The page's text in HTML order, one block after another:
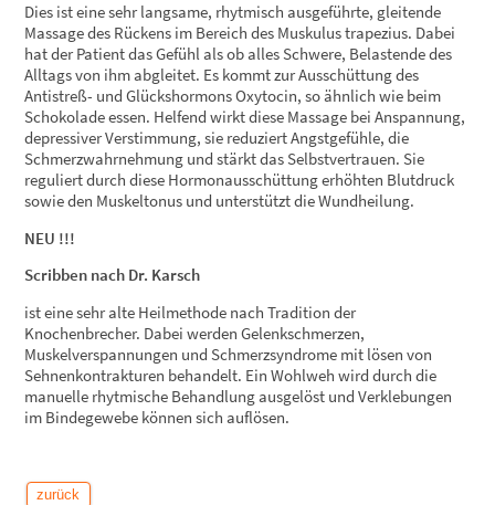
Dies ist eine sehr langsame, rhytmisch ausgeführte, gleitende
Massage des Rückens im Bereich des Muskulus trapezius. Dabei
hat der Patient das Gefühl als ob alles Schwere, Belastende des
Alltags von ihm abgleitet. Es kommt zur Ausschüttung des
Antistreß- und Glückshormons Oxytocin, so ähnlich wie beim
Schokolade essen. Helfend wirkt diese Massage bei Anspannung,
depressiver Verstimmung, sie reduziert Angstgefühle, die
Schmerzwahrnehmung und stärkt das Selbstvertrauen. Sie
reguliert durch diese Hormonausschüttung erhöhten Blutdruck
sowie den Muskeltonus und unterstützt die Wundheilung.
NEU !!!
Scribben nach Dr. Karsch
ist eine sehr alte Heilmethode nach Tradition der
Knochenbrecher. Dabei werden Gelenkschmerzen,
Muskelverspannungen und Schmerzsyndrome mit lösen von
Sehnenkontrakturen behandelt. Ein Wohlweh wird durch die
manuelle rhytmische Behandlung ausgelöst und Verklebungen
im Bindegewebe können sich auflösen.
zurück